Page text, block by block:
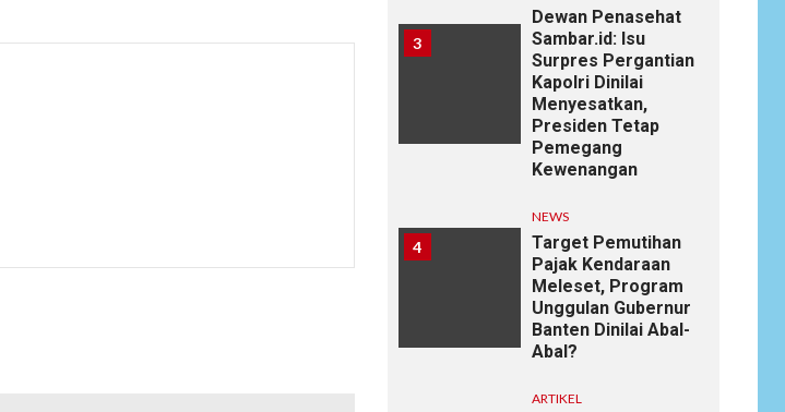
3
Dewan Penasehat
Sambar.id: Isu
Surpres Pergantian
Kapolri Dinilai
Menyesatkan,
Presiden Tetap
Pemegang
Kewenangan
4
NEWS
Target Pemutihan
Pajak Kendaraan
Meleset, Program
Unggulan Gubernur
Banten Dinilai Abal-
Abal?
ARTIKEL